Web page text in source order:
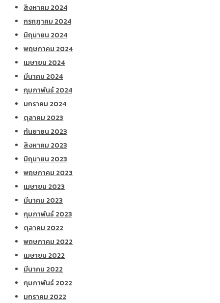
สิงหาคม 2024
กรกฎาคม 2024
มิถุนายน 2024
พฤษภาคม 2024
เมษายน 2024
มีนาคม 2024
กุมภาพันธ์ 2024
มกราคม 2024
ตุลาคม 2023
กันยายน 2023
สิงหาคม 2023
มิถุนายน 2023
พฤษภาคม 2023
เมษายน 2023
มีนาคม 2023
กุมภาพันธ์ 2023
ตุลาคม 2022
พฤษภาคม 2022
เมษายน 2022
มีนาคม 2022
กุมภาพันธ์ 2022
มกราคม 2022